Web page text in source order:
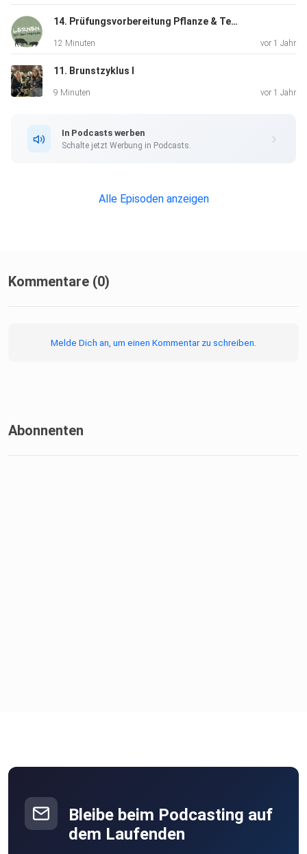
14. Prüfungsvorbereitung Pflanze & Technik
12 Minuten vor 1 Jahr
11. Brunstzyklus I
9 Minuten vor 1 Jahr
In Podcasts werben
Schalte jetzt Werbung in Podcasts.
Alle Episoden anzeigen
Kommentare (0)
Melde Dich an, um einen Kommentar zu schreiben.
Abonnenten
Bleibe beim Podcasting auf
dem Laufenden